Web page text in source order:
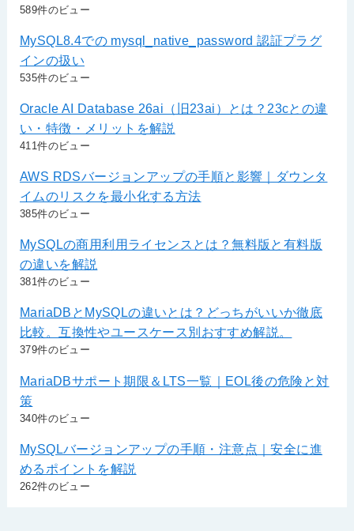
589件のビュー
MySQL8.4での mysql_native_password 認証プラグ
インの扱い
535件のビュー
Oracle AI Database 26ai（旧23ai）とは？23cとの違
い・特徴・メリットを解説
411件のビュー
AWS RDSバージョンアップの手順と影響｜ダウンタ
イムのリスクを最小化する方法
385件のビュー
MySQLの商用利用ライセンスとは？無料版と有料版
の違いを解説
381件のビュー
MariaDBとMySQLの違いとは？どっちがいいか徹底
比較。互換性やユースケース別おすすめ解説。
379件のビュー
MariaDBサポート期限＆LTS一覧｜EOL後の危険と対
策
340件のビュー
MySQLバージョンアップの手順・注意点｜安全に進
めるポイントを解説
262件のビュー